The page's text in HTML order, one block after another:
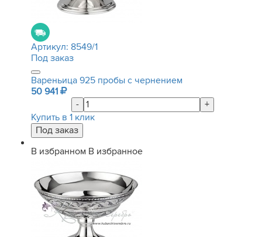
Артикул: 8549/1
Под заказ
Вареньица 925 пробы с чернением
50 941
-
+
Купить в 1 клик
В избранном В избранное